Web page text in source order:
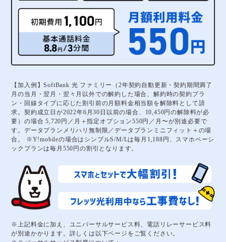
【加入例】SoftBank 光 ファミリー（2年契約自動更新・契約期間満了
月の当月・翌月・翌々月以外での解約した場合、解約時の契約プラ
ン・回線タイプに応じた割引前の月額料金相当額を解除料として請
求。契約成立日が2022年6月30日以前の場合、10,450円の解除料が必
要）の場合 5,720円／月＋指定オプション550円／月〜が別途必要で
す。データプランメリハリ無制限／データプランミニフィット＋の場
合。 ※Y!mobileの場合はシンプルS/M/Lは毎月1,188円、スマホベーシ
ックプランは毎月550円の割引となります。
※上記料金に加え、ユニバーサルサービス料、電話リレーサービス料
が別途かかります。詳しくは以下ページをご覧ください。